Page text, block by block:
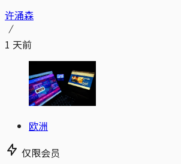
许涌森
1 天前
欧洲
仅限会员